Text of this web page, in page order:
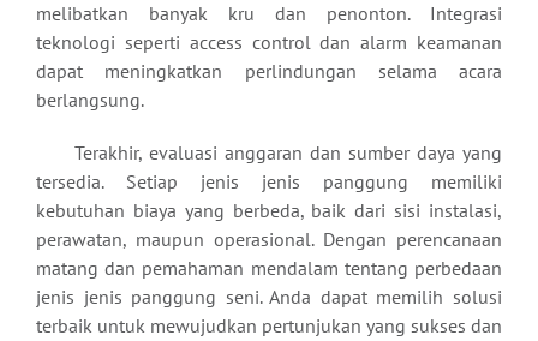
melibatkan banyak kru dan penonton. Integrasi
teknologi seperti access control dan alarm keamanan
dapat meningkatkan perlindungan selama acara
berlangsung.
Terakhir, evaluasi anggaran dan sumber daya yang
tersedia. Setiap jenis jenis panggung memiliki
kebutuhan biaya yang berbeda, baik dari sisi instalasi,
perawatan, maupun operasional. Dengan perencanaan
matang dan pemahaman mendalam tentang perbedaan
jenis jenis panggung seni. Anda dapat memilih solusi
terbaik untuk mewujudkan pertunjukan yang sukses dan